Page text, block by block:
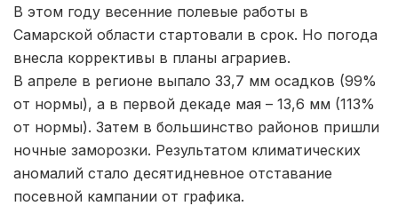
В этом году весенние полевые работы в
Самарской области стартовали в срок. Но погода
внесла коррективы в планы аграриев.
В апреле в регионе выпало 33,7 мм осадков (99%
от нормы), а в первой декаде мая – 13,6 мм (113%
от нормы). Затем в большинство районов пришли
ночные заморозки. Результатом климатических
аномалий стало десятидневное отставание
посевной кампании от графика.